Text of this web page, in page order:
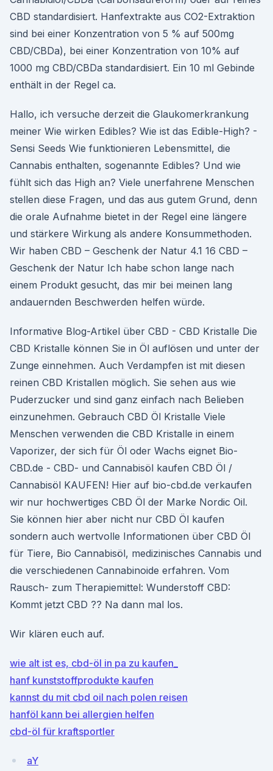
CBD standardisiert. Hanfextrakte aus CO2-Extraktion
sind bei einer Konzentration von 5 % auf 500mg
CBD/CBDa), bei einer Konzentration von 10% auf
1000 mg CBD/CBDa standardisiert. Ein 10 ml Gebinde
enthält in der Regel ca.
Hallo, ich versuche derzeit die Glaukomerkrankung
meiner Wie wirken Edibles? Wie ist das Edible-High? -
Sensi Seeds Wie funktionieren Lebensmittel, die
Cannabis enthalten, sogenannte Edibles? Und wie
fühlt sich das High an? Viele unerfahrene Menschen
stellen diese Fragen, und das aus gutem Grund, denn
die orale Aufnahme bietet in der Regel eine längere
und stärkere Wirkung als andere Konsummethoden.
Wir haben CBD – Geschenk der Natur 4.1 16 CBD –
Geschenk der Natur Ich habe schon lange nach
einem Produkt gesucht, das mir bei meinen lang
andauernden Beschwerden helfen würde.
Informative Blog-Artikel über CBD - CBD Kristalle Die
CBD Kristalle können Sie in Öl auflösen und unter der
Zunge einnehmen. Auch Verdampfen ist mit diesen
reinen CBD Kristallen möglich. Sie sehen aus wie
Puderzucker und sind ganz einfach nach Belieben
einzunehmen. Gebrauch CBD Öl Kristalle Viele
Menschen verwenden die CBD Kristalle in einem
Vaporizer, der sich für Öl oder Wachs eignet Bio-
CBD.de - CBD- und Cannabisöl kaufen CBD Öl /
Cannabisöl KAUFEN! Hier auf bio-cbd.de verkaufen
wir nur hochwertiges CBD Öl der Marke Nordic Oil.
Sie können hier aber nicht nur CBD Öl kaufen
sondern auch wertvolle Informationen über CBD Öl
für Tiere, Bio Cannabisöl, medizinisches Cannabis und
die verschiedenen Cannabinoide erfahren. Vom
Rausch- zum Therapiemittel: Wunderstoff CBD:
Kommt jetzt CBD ?? Na dann mal los.
Wir klären euch auf.
wie alt ist es, cbd-öl in pa zu kaufen_
hanf kunststoffprodukte kaufen
kannst du mit cbd oil nach polen reisen
hanföl kann bei allergien helfen
cbd-öl für kraftsportler
aY